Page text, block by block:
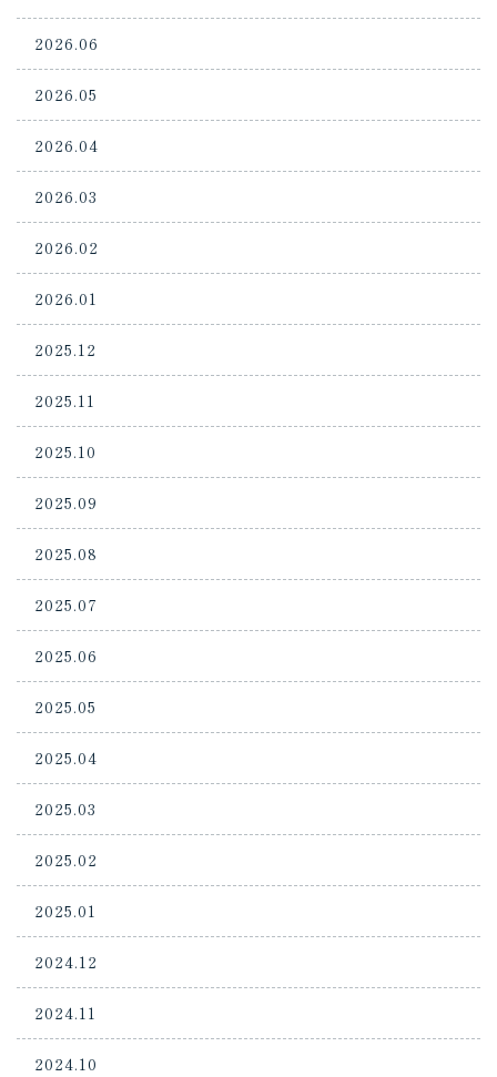
2026.06
2026.05
2026.04
2026.03
2026.02
2026.01
2025.12
2025.11
2025.10
2025.09
2025.08
2025.07
2025.06
2025.05
2025.04
2025.03
2025.02
2025.01
2024.12
2024.11
2024.10